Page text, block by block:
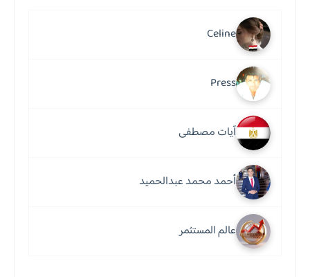
Celine
Press
آيات مصطفى
أحمد محمد عبدالحميد
عالم المستثمر